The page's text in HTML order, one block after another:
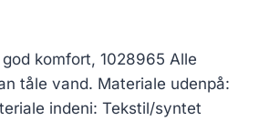
komfort, 1028965 Alle
tåle vand. Materiale udenpå:
indeni: Tekstil/syntet